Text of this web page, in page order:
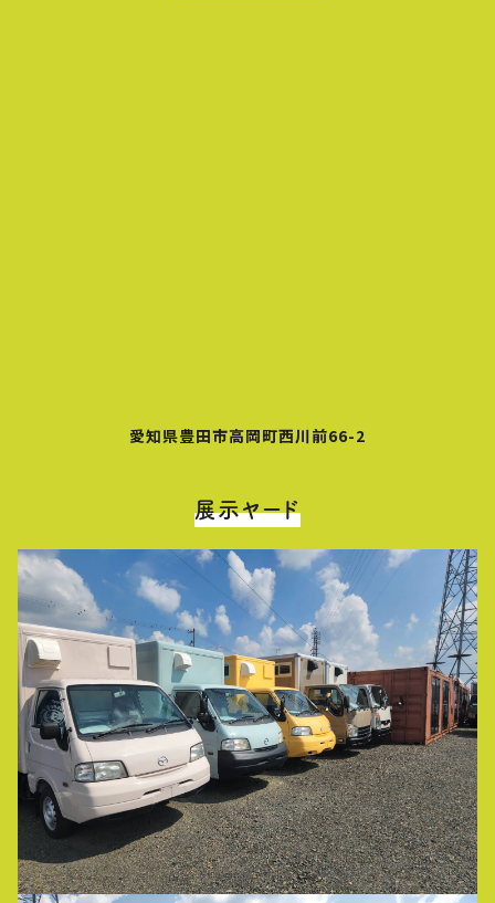
愛知県豊田市高岡町西川前66-2
展示ヤード